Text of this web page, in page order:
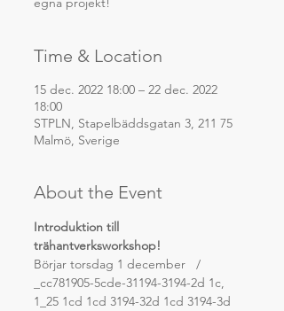
Time & Location
15 dec. 2022 18:00 – 22 dec. 2022
18:00
STPLN, Stapelbäddsgatan 3, 211 75
Malmö, Sverige
About the Event
Introduktion till
trähantverksworkshop!
Börjar torsdag 1 december   /
_cc781905-5cde-31194-3194-2d 1c,
1_25 1cd 1cd 3194-32d 1cd 3194-3d